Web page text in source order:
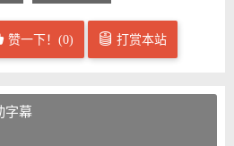
赞一下！(0) 打赏本站
字幕